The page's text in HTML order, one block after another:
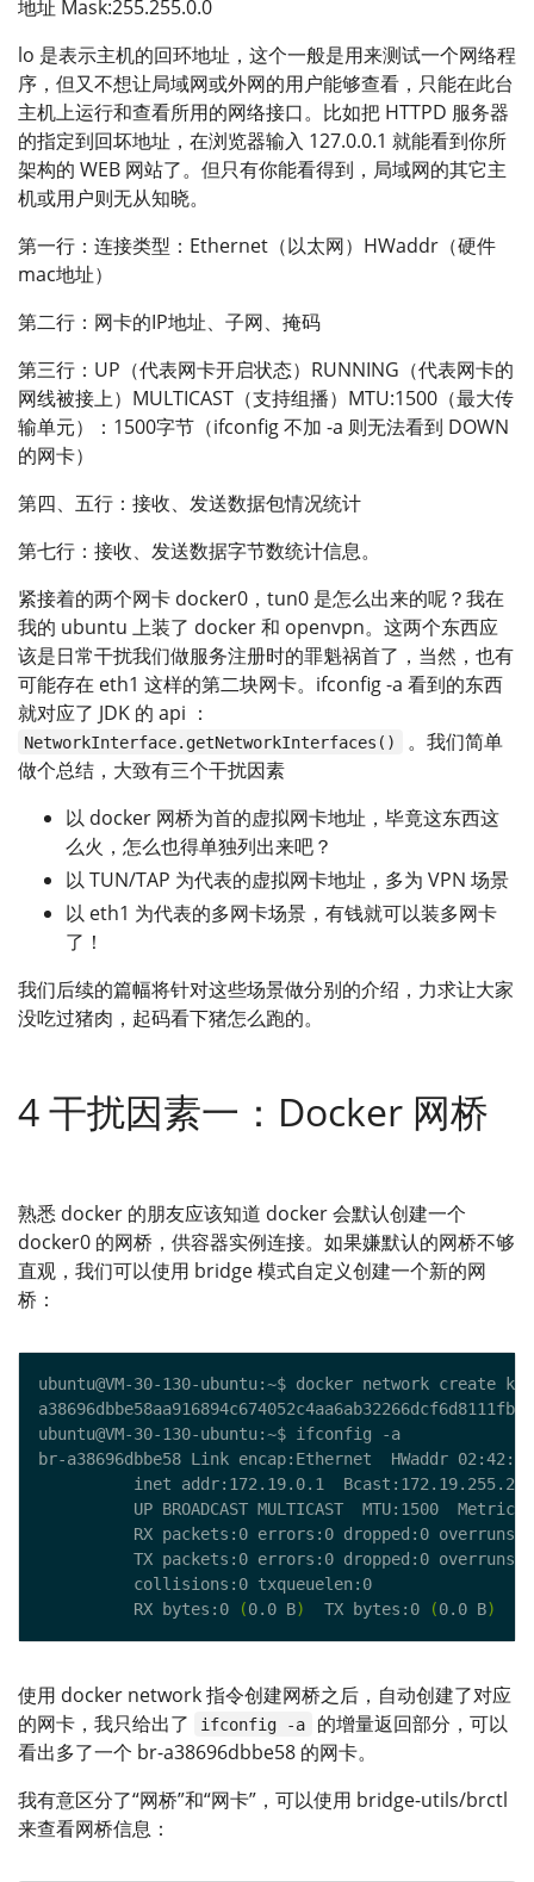
地址 Mask:255.255.0.0
lo 是表示主机的回环地址，这个一般是用来测试一个网络程
序，但又不想让局域网或外网的用户能够查看，只能在此台
主机上运行和查看所用的网络接口。比如把 HTTPD 服务器
的指定到回坏地址，在浏览器输入 127.0.0.1 就能看到你所
架构的 WEB 网站了。但只有你能看得到，局域网的其它主
机或用户则无从知晓。
第一行：连接类型：Ethernet（以太网）HWaddr（硬件
mac地址）
第二行：网卡的IP地址、子网、掩码
第三行：UP（代表网卡开启状态）RUNNING（代表网卡的
网线被接上）MULTICAST（支持组播）MTU:1500（最大传
输单元）：1500字节（ifconfig 不加 -a 则无法看到 DOWN
的网卡）
第四、五行：接收、发送数据包情况统计
第七行：接收、发送数据字节数统计信息。
紧接着的两个网卡 docker0，tun0 是怎么出来的呢？我在
我的 ubuntu 上装了 docker 和 openvpn。这两个东西应
该是日常干扰我们做服务注册时的罪魁祸首了，当然，也有
可能存在 eth1 这样的第二块网卡。ifconfig -a 看到的东西
就对应了 JDK 的 api ：
NetworkInterface.getNetworkInterfaces()
。我们简单
做个总结，大致有三个干扰因素
以 docker 网桥为首的虚拟网卡地址，毕竟这东西这
么火，怎么也得单独列出来吧？
以 TUN/TAP 为代表的虚拟网卡地址，多为 VPN 场景
以 eth1 为代表的多网卡场景，有钱就可以装多网卡
了！
我们后续的篇幅将针对这些场景做分别的介绍，力求让大家
没吃过猪肉，起码看下猪怎么跑的。
4 干扰因素一：Docker 网桥
熟悉 docker 的朋友应该知道 docker 会默认创建一个
docker0 的网桥，供容器实例连接。如果嫌默认的网桥不够
直观，我们可以使用 bridge 模式自定义创建一个新的网
桥：
          RX bytes:0
(0.0 B)
  TX bytes:0
(0.0 B)
使用 docker network 指令创建网桥之后，自动创建了对应
的网卡，我只给出了
ifconfig -a
的增量返回部分，可以
看出多了一个 br-a38696dbbe58 的网卡。
我有意区分了“网桥”和“网卡”，可以使用 bridge-utils/brctl
来查看网桥信息：